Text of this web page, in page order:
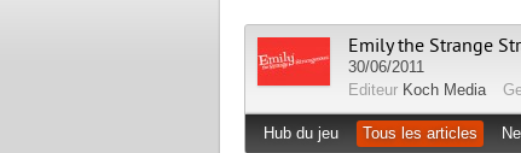
Emily the Strange
30/06/2011
Editeur Koch Media
Hub du jeu Tous les articles